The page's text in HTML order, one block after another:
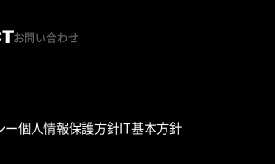
お問い合わせ
ー個人情報保護方針IT基本方針